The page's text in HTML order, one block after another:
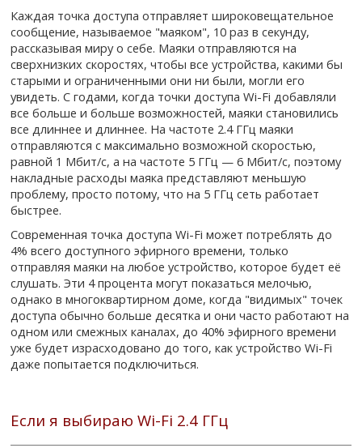
Каждая точка доступа отправляет широковещательное
сообщение, называемое "маяком", 10 раз в секунду,
рассказывая миру о себе. Маяки отправляются на
сверхнизких скоростях, чтобы все устройства, какими бы
старыми и ограниченными они ни были, могли его
увидеть. С годами, когда точки доступа Wi-Fi добавляли
все больше и больше возможностей, маяки становились
все длиннее и длиннее. На частоте 2.4 ГГц маяки
отправляются с максимально возможной скоростью,
равной 1 Мбит/с, а на частоте 5 ГГц — 6 Мбит/с, поэтому
накладные расходы маяка представляют меньшую
проблему, просто потому, что на 5 ГГц сеть работает
быстрее.
Современная точка доступа Wi-Fi может потреблять до
4% всего доступного эфирного времени, только
отправляя маяки на любое устройство, которое будет её
слушать. Эти 4 процента могут показаться мелочью,
однако в многоквартирном доме, когда "видимых" точек
доступа обычно больше десятка и они часто работают на
одном или смежных каналах, до 40% эфирного времени
уже будет израсходовано до того, как устройство Wi-Fi
даже попытается подключиться.
Если я выбираю Wi-Fi 2.4 ГГц